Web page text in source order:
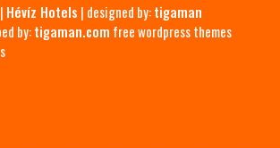
Hévíz Hotels | designed by:tigaman
by:tigaman.com free wordpress themes